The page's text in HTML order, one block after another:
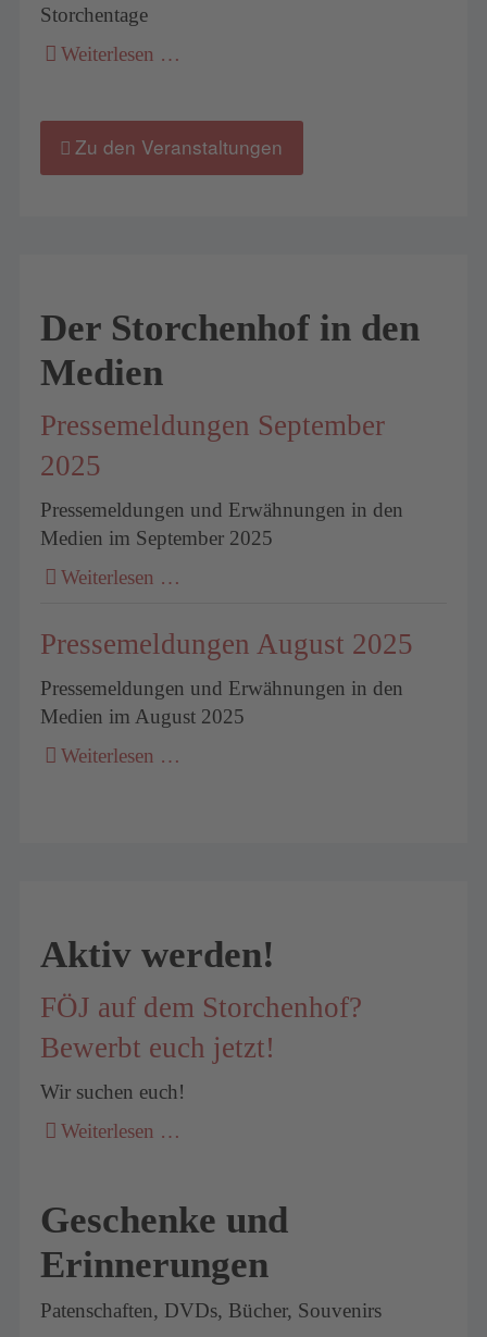
Storchentage
Weiterlesen …
Zu den Veranstaltungen
Der Storchenhof in den
Medien
Pressemeldungen September
2025
Pressemeldungen und Erwähnungen in den
Medien im September 2025
Weiterlesen …
Pressemeldungen August 2025
Pressemeldungen und Erwähnungen in den
Medien im August 2025
Weiterlesen …
Aktiv werden!
FÖJ auf dem Storchenhof?
Bewerbt euch jetzt!
Wir suchen euch!
Weiterlesen …
Geschenke und
Erinnerungen
Patenschaften, DVDs, Bücher, Souvenirs